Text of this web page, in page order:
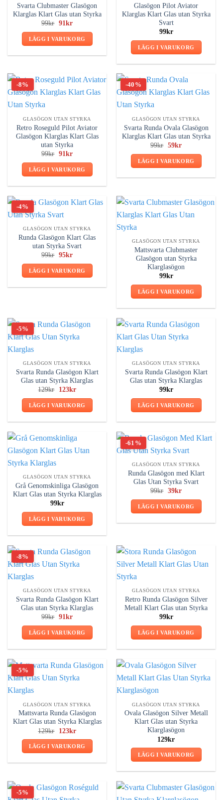
Svarta Clubmaster Glasögon
Klarglas Klart Glas utan Styrka
99kr Det
priset
var:
91 krDet
priset
är:
LÄGG I VARUKORG
Glasögon Pilot Aviator
Klarglas Klart Glas utan Styrka
Svart
99kr
LÄGG I VARUKORG
-8%
GLASÖGON UTAN STYRKA
Retro Roseguld Pilot Aviator
Glasögon Klarglas Klart Glas
utan Styrka
99kr Det
priset
var:
91krDet
priset
är:
LÄGG I VARUKORG
-40%
GLASÖGON UTAN STYRKA
Svarta Runda Ovala Glasögon
Klarglas Klart Glas utan Styrka
99kr Det
priset
var:
59krDet
priset
är:
LÄGG I VARUKORG
-4%
GLASÖGON UTAN STYRKA
Runda Glasögon Klart Glas
utan Styrka Svart
99kr Det
priset
var:
95krDet
priset
är:
LÄGG I VARUKORG
GLASÖGON UTAN STYRKA
Mattsvarta Clubmaster
Glasögon utan Styrka
Klarglasögon
99kr
LÄGG I VARUKORG
-5%
GLASÖGON UTAN STYRKA
Svarta Runda Glasögon Klart
Glas utan Styrka Klarglas
129kr
Det
priset
var:
123krDet
priset
är:
LÄGG I VARUKORG
GLASÖGON UTAN STYRKA
Svarta Runda Glasögon Klart
Glas utan Styrka Klarglas
99kr
LÄGG I VARUKORG
GLASÖGON UTAN STYRKA
Grå Genomskinliga Glasögon
Klart Glas utan Styrka Klarglas
99kr
LÄGG I VARUKORG
-61%
GLASÖGON UTAN STYRKA
Runda Glasögon med Klart
Glas Utan Styrka Svart
99kr Det
priset
var:
39krDet
priset
är:
LÄGG I VARUKORG
-8%
GLASÖGON UTAN STYRKA
Svarta Runda Glasögon Klart
Glas utan Styrka Klarglas
99kr Det
priset
var:
91krDet
priset
är:
LÄGG I VARUKORG
GLASÖGON UTAN STYRKA
Retro Runda Glasögon Silver
Metall Klart Glas utan Styrka
99kr
LÄGG I VARUKORG
-5%
GLASÖGON UTAN STYRKA
Mattsvarta Runda Glasögon
Klart Glas utan Styrka Klarglas
129kr
Det
priset
var:
123krDet
priset
är:
LÄGG I VARUKORG
GLASÖGON UTAN STYRKA
Ovala Glasögon Silver Metall
Klart Glas utan Styrka
Klarglasögon
129kr
LÄGG I VARUKORG
-5%